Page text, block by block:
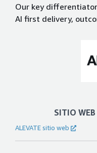
Our key
AI first delivery,
SITIO WEB
ALEVATE sitio web